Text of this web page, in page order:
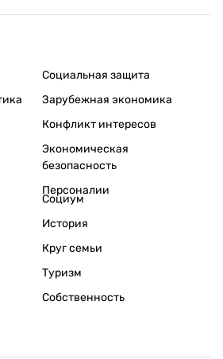
Социальная защита
Зарубежная экономика
Конфликт интересов
Экономическая
безопасность
Персоналии
Социум
История
Круг семьи
Туризм
Собственность